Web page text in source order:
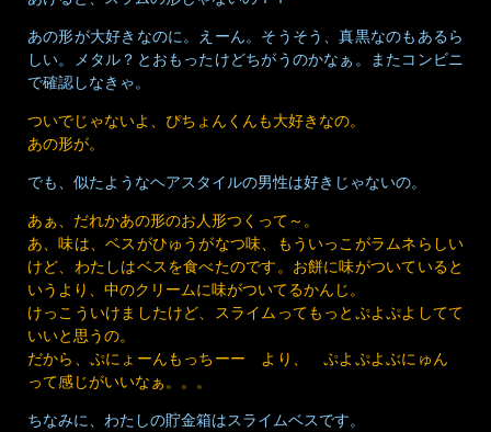
あの形が大好きなのに。えーん。そうそう、真黒なのもあるら
しい。メタル？とおもったけどちがうのかなぁ。またコンビニ
で確認しなきゃ。
ついでじゃないよ、ぴちょんくんも大好きなの。
あの形が。
でも、似たようなヘアスタイルの男性は好きじゃないの。
あぁ、だれかあの形のお人形つくって～。
あ、味は、ベスがひゅうがなつ味、もういっこがラムネらしい
けど、わたしはベスを食べたのです。お餅に味がついていると
いうより、中のクリームに味がついてるかんじ。
けっこういけましたけど、スライムってもっとぷよぷよしてて
いいと思うの。
だから、ぷにょーんもっちーー より、 ぷよぷよぶにゅん
って感じがいいなぁ。。。
ちなみに、わたしの貯金箱はスライムベスです。